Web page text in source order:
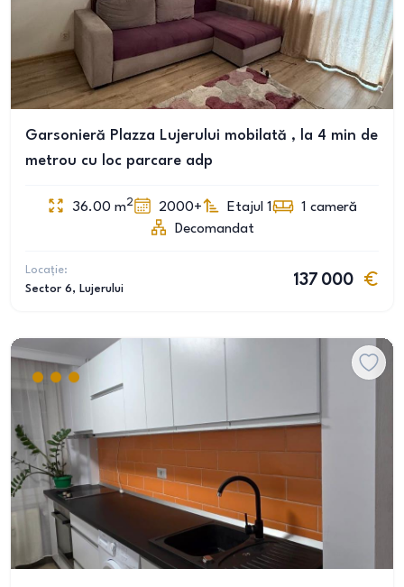
Garsonieră Plazza Lujerului mobilată , la 4 min de
metrou cu loc parcare adp
36.00 m2 2000+ Etajul 1 1 cameră
Decomandat
Locație:
Sector 6, Lujerului
137 000